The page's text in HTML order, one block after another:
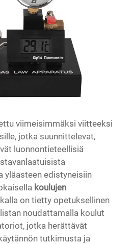
viimeisimmäksi viitteeksi
jotka suunnittelevat,
luonnontieteellisiä
yläasteen edistyneisiin
koulujen
on tietty opetuksellinen
noudattamalla koulut
jotka herättävät
tutkimusta ja